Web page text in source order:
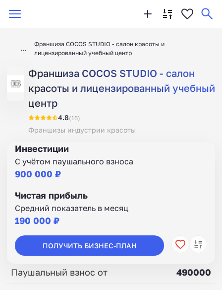
Франшиза COCOS STUDIO - салон красоты и
лицензированный учебный центр
Франшиза COCOS STUDIO - салон
красоты и лицензированный учебный
центр
4.8(16)
Франшизы индустрии красоты
Инвестиции
С учётом паушального взноса
900 000 ₽
Чистая прибыль
Средний показатель в месяц
190 000 ₽
ПОЛУЧИТЬ БИЗНЕС-ПЛАН
Паушальный взнос от
490000